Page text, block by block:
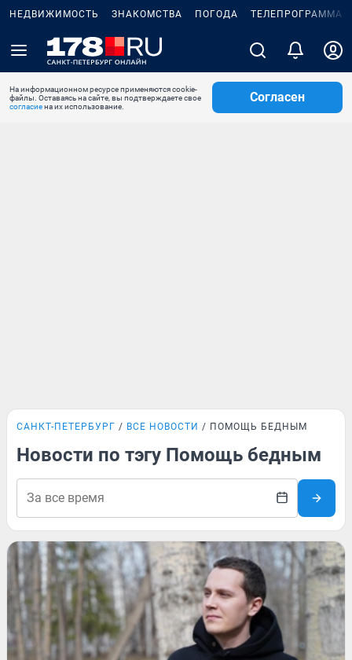
НЕДВИЖИМОСТЬ ЗНАКОМСТВА ПОГОДА ТЕЛЕПРОГРАММА
На информационном ресурсе применяются cookie-
файлы. Оставаясь на сайте, вы подтверждаете свое
согласиена их использование.
Согласен
САНКТ-ПЕТЕРБУРГ ВСЕ НОВОСТИ ПОМОЩЬ БЕДНЫМ
Новости по тэгу Помощь бедным